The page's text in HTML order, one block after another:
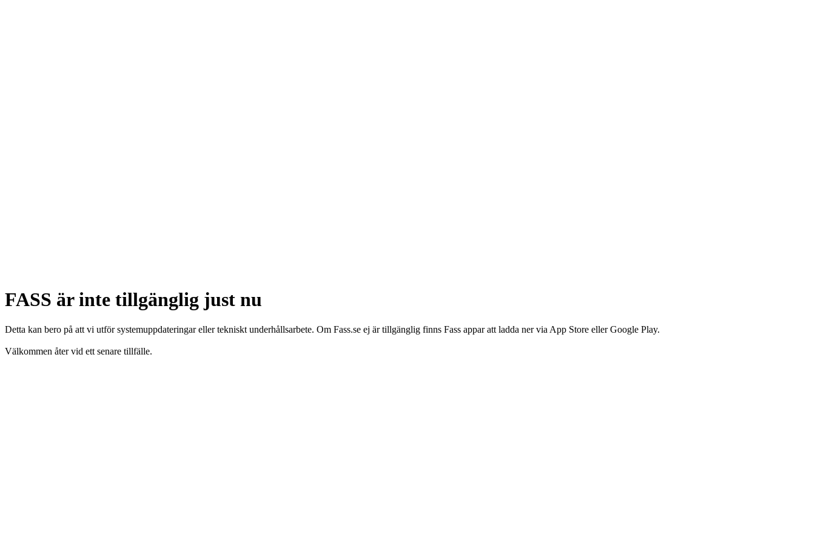
FASS är inte tillgänglig just nu
Detta kan bero på att vi utför systemuppdateringar eller tekniskt underhållsarbete. Om Fass.se ej är tillgänglig finns Fass appar att ladda ner via App Store eller Google Play.
Välkommen åter vid ett senare tillfälle.